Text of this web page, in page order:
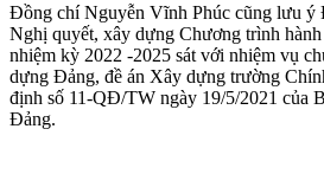
Đồng chí Nguyễn Vĩnh Phúc cũng lưu ý
Nghị quyết, xây dựng Chương trình
nhiệm kỳ 2022 -2025 sát với nhiệm vụ
dựng Đảng, đề án Xây dựng trường
định số 11-QĐ/TW ngày 19/5/2021 của
Đảng.